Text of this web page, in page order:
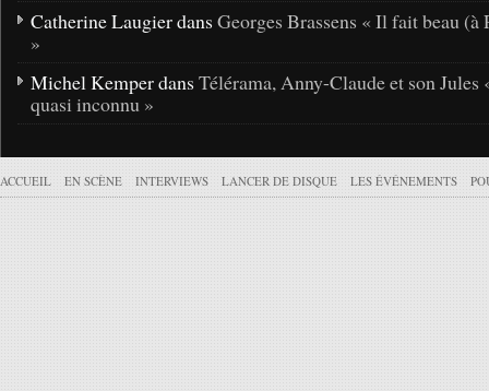
Catherine Laugier dans Georges Brassens « Il fait beau (à
»
Michel Kemper dans Télérama, Anny-Claude et son Jules
quasi inconnu »
ACCUEIL EN SCÈNE INTERVIEWS LANCER DE DISQUE LES ÉVÉNEMENTS